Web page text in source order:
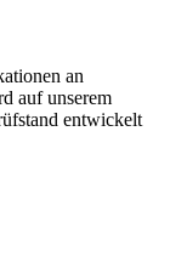
an
auf unserem
entwickelt